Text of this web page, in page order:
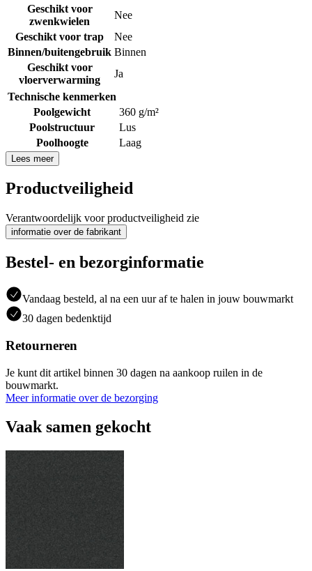
Geschikt voor
zwenkwielen
Nee
Geschikt voor trap
Nee
Binnen/buitengebruik Binnen
Geschikt voor
vloerverwarming
Ja
Technische kenmerken
Poolgewicht
360 g/m²
Poolstructuur
Lus
Poolhoogte
Laag
Lees meer
Productveiligheid
Verantwoordelijk voor productveiligheid zie
informatie over de fabrikant
Bestel- en bezorginformatie
Vandaag besteld, al na een uur af te halen in jouw bouwmarkt
30 dagen bedenktijd
Retourneren
Je kunt dit artikel binnen 30 dagen na aankoop ruilen in de
bouwmarkt.
Meer informatie over de bezorging
Vaak samen gekocht